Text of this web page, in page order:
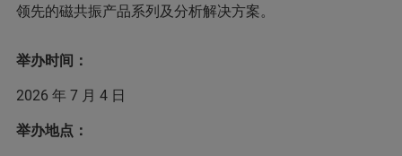
领先的磁共振产品系列及分析解决方案。
举办时间：
2026 年 7 月 4 日
举办地点：